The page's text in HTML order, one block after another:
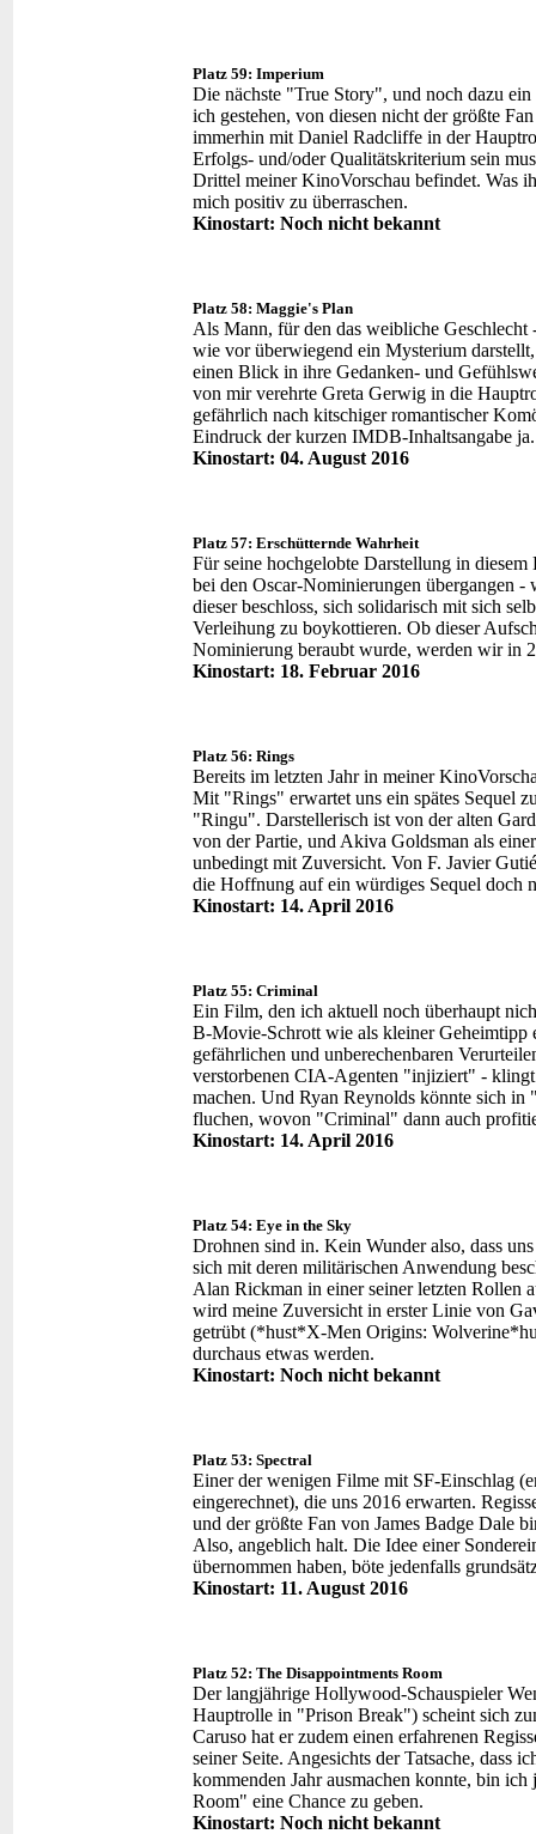
Platz 59: Imperium
Die nächste "True Story", und noch dazu
ich gestehen, von diesen nicht der größte
immerhin mit Daniel Radcliffe in der
Erfolgs- und/oder Qualitätskriterium sein
Drittel meiner KinoVorschau befindet. Was
mich positiv zu überraschen.
Kinostart: Noch nicht bekannt
Platz 58: Maggie's Plan
Als Mann, für den das weibliche
wie vor überwiegend ein Mysterium
einen Blick in ihre Gedanken- und
von mir verehrte Greta Gerwig in die
gefährlich nach kitschiger romantischer
Eindruck der kurzen IMDB-Inhaltsangabe ja.
Kinostart: 04. August 2016
Platz 57: Erschütternde Wahrheit
Für seine hochgelobte Darstellung in
bei den Oscar-Nominierungen übergangen -
dieser beschloss, sich solidarisch mit sich
Verleihung zu boykottieren. Ob dieser
Nominierung beraubt wurde, werden wir in
Kinostart: 18. Februar 2016
Platz 56: Rings
Bereits im letzten Jahr in meiner
Mit "Rings" erwartet uns ein spätes Sequel
"Ringu". Darstellerisch ist von der alten
von der Partie, und Akiva Goldsman als
unbedingt mit Zuversicht. Von F. Javier
die Hoffnung auf ein würdiges Sequel doch
Kinostart: 14. April 2016
Platz 55: Criminal
Ein Film, den ich aktuell noch überhaupt
B-Movie-Schrott wie als kleiner Geheimtipp
gefährlichen und unberechenbaren
verstorbenen CIA-Agenten "injiziert" -
machen. Und Ryan Reynolds könnte sich
fluchen, wovon "Criminal" dann auch
Kinostart: 14. April 2016
Platz 54: Eye in the Sky
Drohnen sind in. Kein Wunder also, dass
sich mit deren militärischen Anwendung
Alan Rickman in einer seiner letzten Rollen
wird meine Zuversicht in erster Linie von
getrübt (*hust*X-Men Origins:
durchaus etwas werden.
Kinostart: Noch nicht bekannt
Platz 53: Spectral
Einer der wenigen Filme mit SF-Einschlag
eingerechnet), die uns 2016 erwarten.
und der größte Fan von James Badge Dale
Also, angeblich halt. Die Idee einer
übernommen haben, böte jedenfalls
Kinostart: 11. August 2016
Platz 52: The Disappointments Room
Der langjährige Hollywood-Schauspieler
Hauptrolle in "Prison Break") scheint sich
Caruso hat er zudem einen erfahrenen
seiner Seite. Angesichts der Tatsache, dass
kommenden Jahr ausmachen konnte, bin
Room" eine Chance zu geben.
Kinostart: Noch nicht bekannt